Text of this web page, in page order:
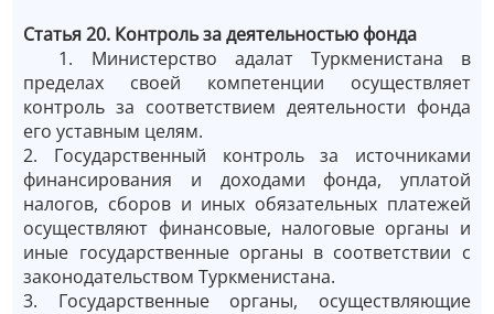
Статья 20. Контроль за деятельностью фонда
1. Министерство адалат Туркменистана в
пределах своей компетенции осуществляет
контроль за соответствием деятельности фонда
его уставным целям.
2. Государственный контроль за источниками
финансирования и доходами фонда, уплатой
налогов, сборов и иных обязательных платежей
осуществляют финансовые, налоговые органы и
иные государственные органы в соответствии с
законодательством Туркменистана.
3. Государственные органы, осуществляющие